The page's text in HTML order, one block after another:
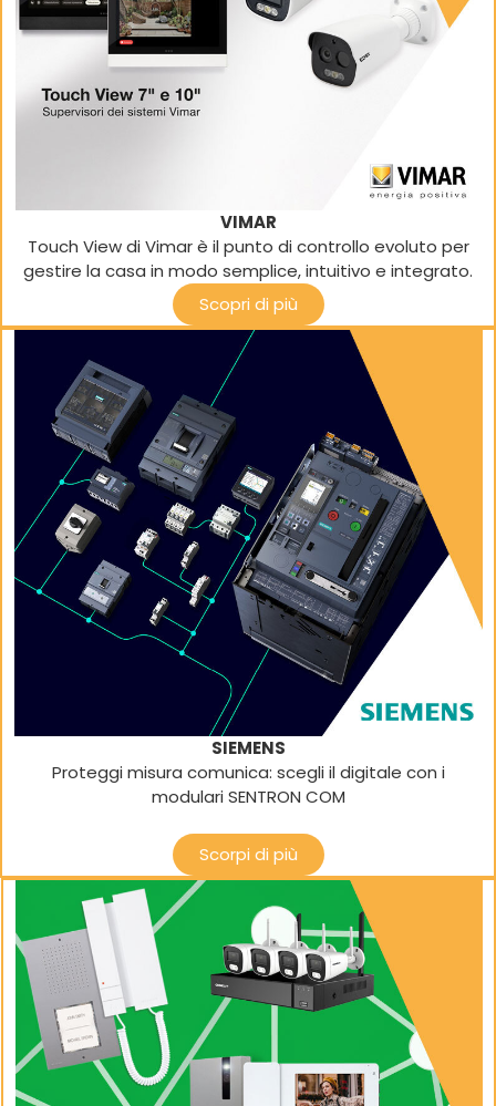
VIMAR
Touch View di Vimar è il punto di controllo evoluto per
gestire la casa in modo semplice, intuitivo e integrato.
Scopri di più
SIEMENS
Proteggi misura comunica: scegli il digitale con i
modulari SENTRON COM
Scorpi di più